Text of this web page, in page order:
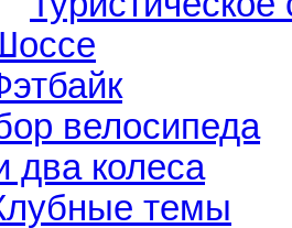
велосипеда
два колеса
темы